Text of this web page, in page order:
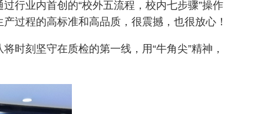
行业内首创的“校外五流程，校内七步骤”操作
过程的高标准和高品质，很震撼，也很放心！
时刻坚守在质检的第一线，用“牛角尖”精神，